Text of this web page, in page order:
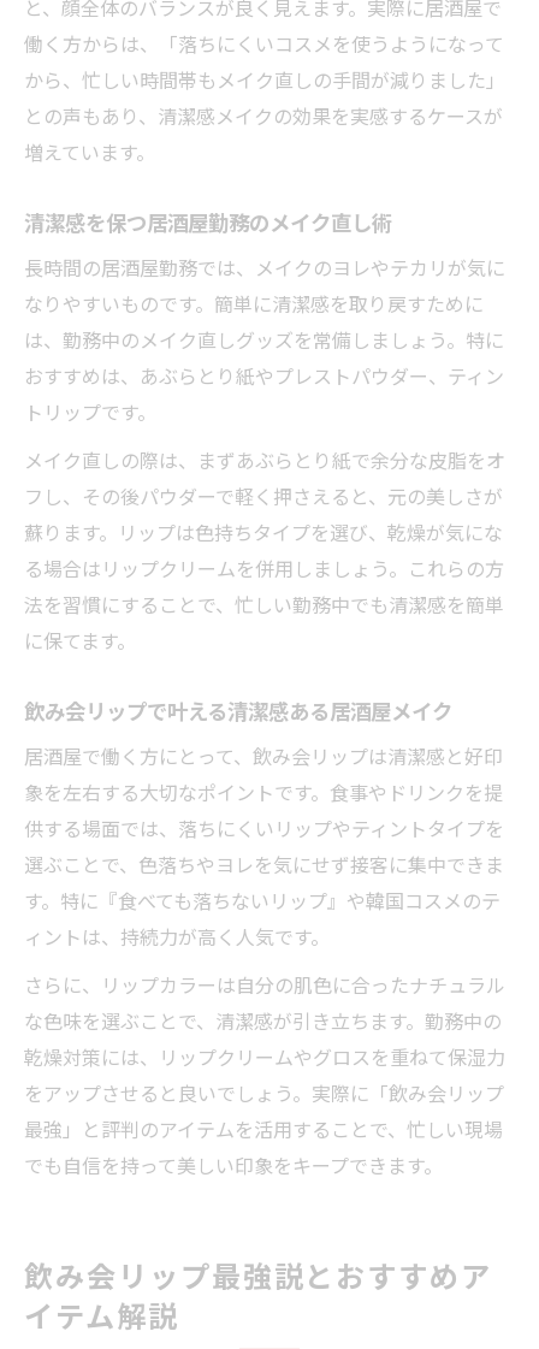
と、顔全体のバランスが良く見えます。実際に居酒屋で
働く方からは、「落ちにくいコスメを使うようになって
から、忙しい時間帯もメイク直しの手間が減りました」
との声もあり、清潔感メイクの効果を実感するケースが
増えています。
清潔感を保つ居酒屋勤務のメイク直し術
長時間の居酒屋勤務では、メイクのヨレやテカリが気に
なりやすいものです。簡単に清潔感を取り戻すために
は、勤務中のメイク直しグッズを常備しましょう。特に
おすすめは、あぶらとり紙やプレストパウダー、ティン
トリップです。
メイク直しの際は、まずあぶらとり紙で余分な皮脂をオ
フし、その後パウダーで軽く押さえると、元の美しさが
蘇ります。リップは色持ちタイプを選び、乾燥が気にな
る場合はリップクリームを併用しましょう。これらの方
法を習慣にすることで、忙しい勤務中でも清潔感を簡単
に保てます。
飲み会リップで叶える清潔感ある居酒屋メイク
居酒屋で働く方にとって、飲み会リップは清潔感と好印
象を左右する大切なポイントです。食事やドリンクを提
供する場面では、落ちにくいリップやティントタイプを
選ぶことで、色落ちやヨレを気にせず接客に集中できま
す。特に『食べても落ちないリップ』や韓国コスメのテ
ィントは、持続力が高く人気です。
さらに、リップカラーは自分の肌色に合ったナチュラル
な色味を選ぶことで、清潔感が引き立ちます。勤務中の
乾燥対策には、リップクリームやグロスを重ねて保湿力
をアップさせると良いでしょう。実際に「飲み会リップ
最強」と評判のアイテムを活用することで、忙しい現場
でも自信を持って美しい印象をキープできます。
飲み会リップ最強説とおすすめア
イテム解説